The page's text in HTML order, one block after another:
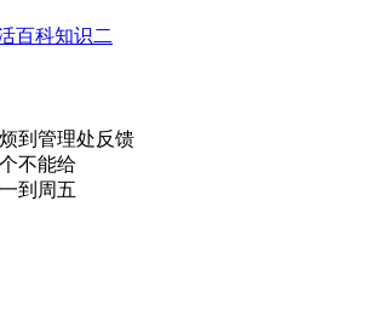
百科知识二
到管理处反馈
不能给
到周五